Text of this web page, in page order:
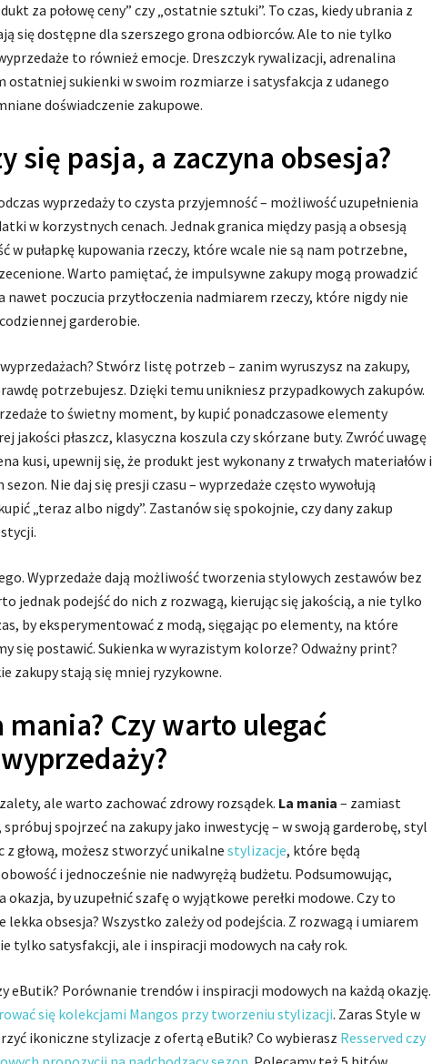
za połowę ceny” czy „ostatnie sztuki”. To czas, kiedy ubrania z
się dostępne dla szerszego grona odbiorców. Ale to nie tylko
to również emocje. Dreszczyk rywalizacji, adrenalina
ostatniej sukienki w swoim rozmiarze i satysfakcja z udanego
doświadczenie zakupowe.
się pasja, a zaczyna obsesja?
wyprzedaży to czysta przyjemność – możliwość uzupełnienia
w korzystnych cenach. Jednak granica między pasją a obsesją
w pułapkę kupowania rzeczy, które wcale nie są nam potrzebne,
Warto pamiętać, że impulsywne zakupy mogą prowadzić
nawet poczucia przytłoczenia nadmiarem rzeczy, które nigdy nie
garderobie.
Stwórz listę potrzeb – zanim wyruszysz na zakupy,
potrzebujesz. Dzięki temu unikniesz przypadkowych zakupów.
to świetny moment, by kupić ponadczasowe elementy
jakości płaszcz, klasyczna koszula czy skórzane buty. Zwróć uwagę
kusi, upewnij się, że produkt jest wykonany z trwałych materiałów i
sezon. Nie daj się presji czasu – wyprzedaże często wywołują
„teraz albo nigdy”. Zastanów się spokojnie, czy dany zakup
Wyprzedaże dają możliwość tworzenia stylowych zestawów bez
jednak podejść do nich z rozwagą, kierując się jakością, a nie tylko
by eksperymentować z modą, sięgając po elementy, na które
się postawić. Sukienka w wyrazistym kolorze? Odważny print?
zakupy stają się mniej ryzykowne.
mania? Czy warto ulegać
ale warto zachować zdrowy rozsądek. La mania – zamiast
spojrzeć na zakupy jako inwestycję – w swoją garderobę, styl
z głową, możesz stworzyć unikalne stylizacje, które będą
i jednocześnie nie nadwyrężą budżetu. Podsumowując,
okazja, by uzupełnić szafę o wyjątkowe perełki modowe. Czy to
lekka obsesja? Wszystko zależy od podejścia. Z rozwagą i umiarem
tylko satysfakcji, ale i inspiracji modowych na cały rok.
eButik? Porównanie trendów i inspiracji modowych na każdą okazję.
się kolekcjami Mangos przy tworzeniu stylizacji. Zaras Style w
ikoniczne stylizacje z ofertą eButik? Co wybierasz Resserved czy